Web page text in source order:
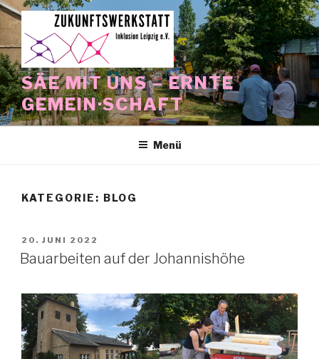
Zum
Inhalt
springen
SÄE MIT UNS – ERNTE
GEMEIN·SCHAFT
Menü
KATEGORIE: BLOG
VERÖFFENTLICHT
AM
20. JUNI 2022
Bauarbeiten auf der Johannishöhe